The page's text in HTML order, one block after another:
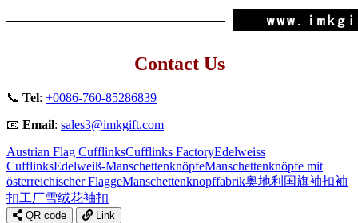
Contact Us
📞 Tel: +0086-760-85286839
📧 Email: sales3@imkgift.com
Austrian Flag CufflinksCufflinks FactoryEdelweiss
CufflinksEdelweiß-ManschettenknöpfeManschettenknöpfe mit
österreichischer FlaggeManschettenknopffabrik奥地利国旗袖扣袖
扣工厂雪绒花袖扣
QR code Link